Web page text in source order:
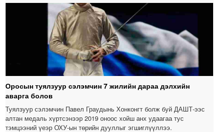
Оросын туялзуур сэлэмчин 7 жилийн дараа дэлхийн
аварга болов
Туялзуур сэлэмчин Павел Граудынь Хонконгт болж буй ДАШТ-ээс
алтан медаль хүртсэнээр 2019 оноос хойш анх удаагаа тус
тэмцээний үеэр ОХУ-ын төрийн дууллыг эгшиглүүллээ.